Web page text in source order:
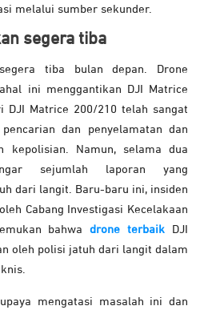
melalui sumber sekunder.
segera tiba
tiba bulan depan. Drone
ini menggantikan DJI Matrice
DJI Matrice 200/210 telah sangat
dan penyelamatan dan
kepolisian. Namun, selama dua
sejumlah laporan yang
dari langit. Baru-baru ini, insiden
Cabang Investigasi Kecelakaan
bahwadrone terbaik DJI
oleh polisi jatuh dari langit dalam
mengatasi masalah ini dan